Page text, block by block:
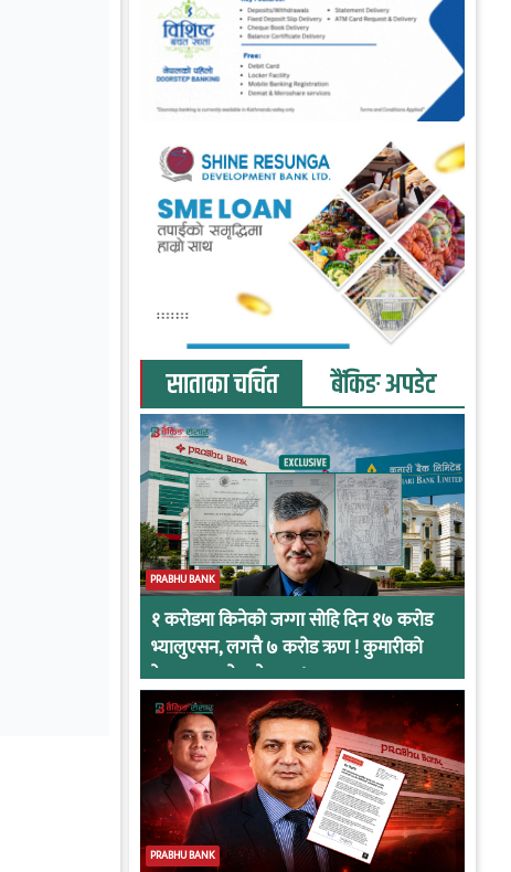
साताका चर्चित बैंकिङ अपडेट
PRABHU BANK
१ करोडमा किनेको जग्गा सोहि दिन १७ करोड
भ्यालुएसन, लगत्तै ७ करोड ऋण ! कुमारीको
केसमा प्रभुको कनेक्सन !
PRABHU BANK